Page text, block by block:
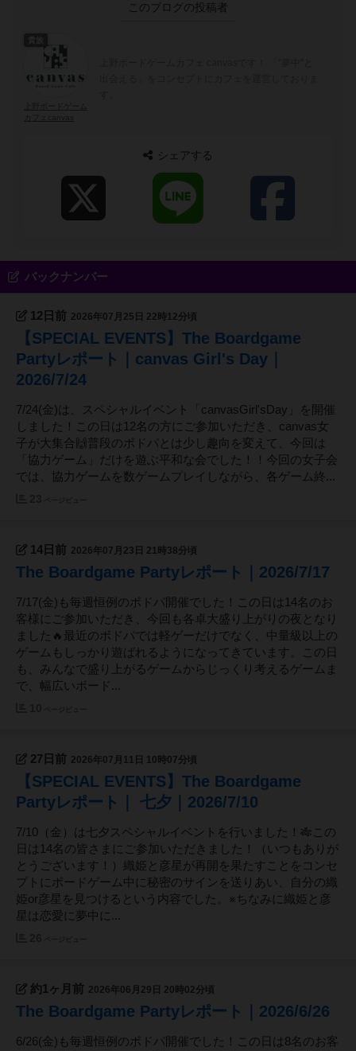
このブログの投稿者
シェアする
バックナンバー
12日前 2026年07月25日 22時12分頃
【SPECIAL EVENTS】The Boardgame
Partyレポート｜canvas Girl's Day｜
2026/7/24
7/24(金)は、スペシャルイベント「canvasGirl'sDay」を開催
しました！この日は12名の方にご参加いただき、canvas女
子が大集合🙌普段のボドパとは少し趣向を変えて、今回は
「協力ゲーム」だけを遊ぶ平和な会でした！！今回の女子会
では、協力ゲームを数ゲームプレイしながら、各ゲーム終...
14日前 2026年07月23日 21時38分頃
The Boardgame Partyレポート｜2026/7/17
7/17(金)も毎週恒例のボドパ開催でした！この日は14名のお
客様にご参加いただき、今回も各卓大盛り上がりの夜となり
ました🔥最近のボドパでは軽ゲーだけでなく、中量級以上の
ゲームもしっかり遊ばれるようになってきています。この日
も、みんなで盛り上がるゲームからじっくり考えるゲームま
で、幅広いボード...
27日前 2026年07月11日 10時07分頃
【SPECIAL EVENTS】The Boardgame
Partyレポート｜ 七夕｜2026/7/10
7/10（金）は七夕スペシャルイベントを行いました！🎋この
日は14名の皆さまにご参加いただきました！（いつもありが
とうございます！）織姫と彦星が再開を果たすことをコンセ
プトにボードゲーム中に秘密のサインを送りあい、自分の織
姫or彦星を見つけるという内容でした。※ちなみに織姫と彦
星は恋愛に夢中に...
約1ヶ月前 2026年06月29日 20時02分頃
The Boardgame Partyレポート｜2026/6/26
6/26(金)も毎週恒例のボドパ開催でした！この日は8名のお客